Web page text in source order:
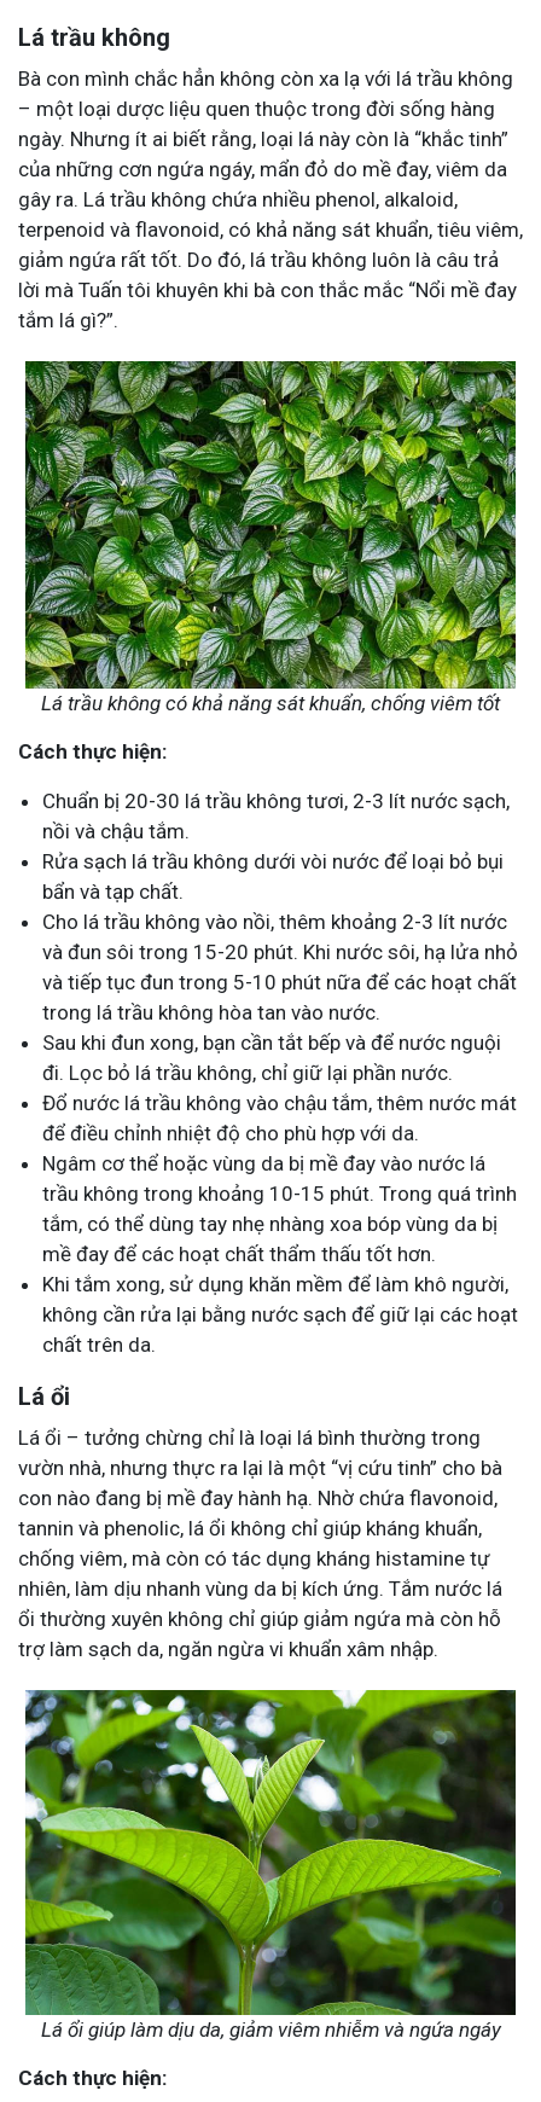
Lá trầu không
Bà con mình chắc hẳn không còn xa lạ với lá trầu không
– một loại dược liệu quen thuộc trong đời sống hàng
ngày. Nhưng ít ai biết rằng, loại lá này còn là “khắc tinh”
của những cơn ngứa ngáy, mẩn đỏ do mề đay, viêm da
gây ra. Lá trầu không chứa nhiều phenol, alkaloid,
terpenoid và flavonoid, có khả năng sát khuẩn, tiêu viêm,
giảm ngứa rất tốt. Do đó, lá trầu không luôn là câu trả
lời mà Tuấn tôi khuyên khi bà con thắc mắc “Nổi mề đay
tắm lá gì?”.
Lá trầu không có khả năng sát khuẩn, chống viêm tốt
Cách thực hiện:
Chuẩn bị 20-30 lá trầu không tươi, 2-3 lít nước sạch,
nồi và chậu tắm.
Rửa sạch lá trầu không dưới vòi nước để loại bỏ bụi
bẩn và tạp chất.
Cho lá trầu không vào nồi, thêm khoảng 2-3 lít nước
và đun sôi trong 15-20 phút. Khi nước sôi, hạ lửa nhỏ
và tiếp tục đun trong 5-10 phút nữa để các hoạt chất
trong lá trầu không hòa tan vào nước.
Sau khi đun xong, bạn cần tắt bếp và để nước nguội
đi. Lọc bỏ lá trầu không, chỉ giữ lại phần nước.
Đổ nước lá trầu không vào chậu tắm, thêm nước mát
để điều chỉnh nhiệt độ cho phù hợp với da.
Ngâm cơ thể hoặc vùng da bị mề đay vào nước lá
trầu không trong khoảng 10-15 phút. Trong quá trình
tắm, có thể dùng tay nhẹ nhàng xoa bóp vùng da bị
mề đay để các hoạt chất thẩm thấu tốt hơn.
Khi tắm xong, sử dụng khăn mềm để làm khô người,
không cần rửa lại bằng nước sạch để giữ lại các hoạt
chất trên da.
Lá ổi
Lá ổi – tưởng chừng chỉ là loại lá bình thường trong
vườn nhà, nhưng thực ra lại là một “vị cứu tinh” cho bà
con nào đang bị mề đay hành hạ. Nhờ chứa flavonoid,
tannin và phenolic, lá ổi không chỉ giúp kháng khuẩn,
chống viêm, mà còn có tác dụng kháng histamine tự
nhiên, làm dịu nhanh vùng da bị kích ứng. Tắm nước lá
ổi thường xuyên không chỉ giúp giảm ngứa mà còn hỗ
trợ làm sạch da, ngăn ngừa vi khuẩn xâm nhập.
Lá ổi giúp làm dịu da, giảm viêm nhiễm và ngứa ngáy
Cách thực hiện: